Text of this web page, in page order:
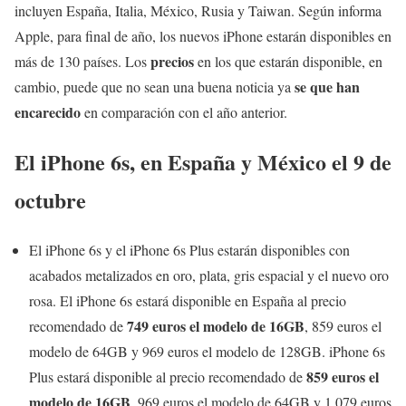
incluyen España, Italia, México, Rusia y Taiwan. Según informa
Apple, para final de año, los nuevos iPhone estarán disponibles en
más de 130 países. Lospreciosen los que estarán disponible, en
cambio, puede que no sean una buena noticia ya se que han
encarecidoen comparación con el año anterior.
El iPhone 6s, en España y México el 9 de
octubre
El iPhone 6s y el iPhone 6s Plus estarán disponibles con
acabados metalizados en oro, plata, gris espacial y el nuevo oro
rosa. El iPhone 6s estará disponible en España al precio
recomendado de749 euros el modelo de 16GB, 859 euros el
modelo de 64GB y 969 euros el modelo de 128GB. iPhone 6s
Plus estará disponible al precio recomendado de859 euros el
modelo de 16GB, 969 euros el modelo de 64GB y 1.079 euros